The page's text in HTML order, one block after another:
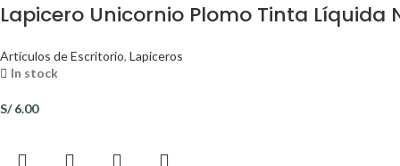
Lapicero Unicornio Plomo Tinta Líquida
Artículos de Escritorio, Lapiceros
In stock
S/6.00